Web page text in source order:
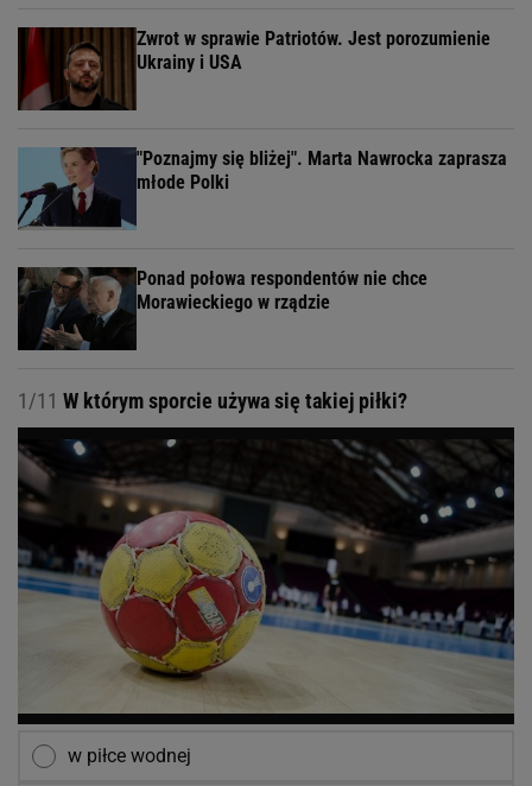
Zwrot w sprawie Patriotów. Jest porozumienie
Ukrainy i USA
"Poznajmy się bliżej". Marta Nawrocka zaprasza
młode Polki
Ponad połowa respondentów nie chce
Morawieckiego w rządzie
1/11 W którym sporcie używa się takiej piłki?
w piłce wodnej